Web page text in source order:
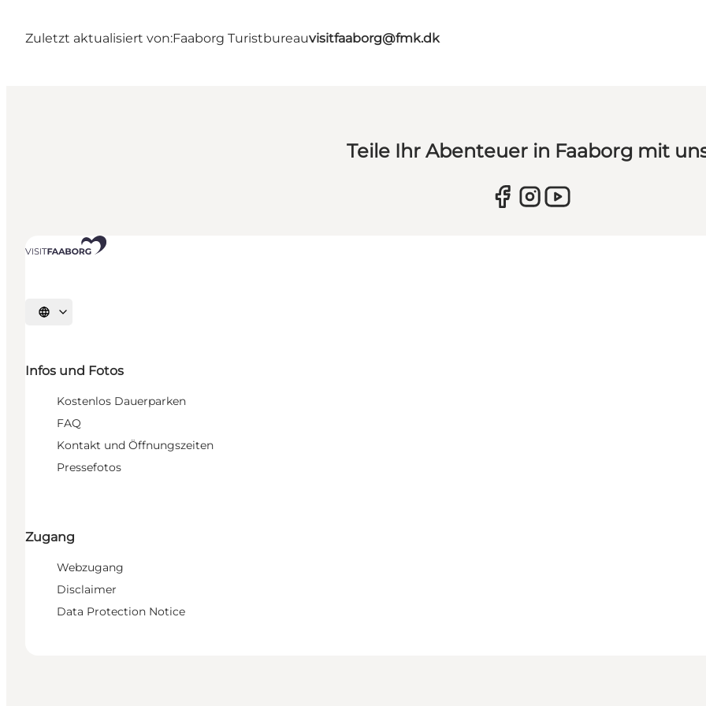
Zuletzt aktualisiert von:Faaborg Turistbureauvisitfaaborg@fmk.dk
Teile Ihr Abenteuer in Faaborg mit
Sprache auswählen
Infos und Fotos
Kostenlos Dauerparken
FAQ
Kontakt und Öffnungszeiten
Pressefotos
Zugang
Webzugang
Disclaimer
Data Protection Notice